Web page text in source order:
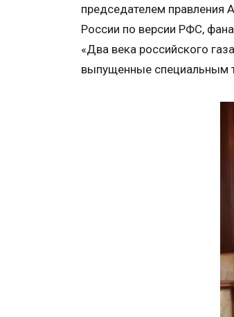
председателем правления
России по версии РФС,
«Два века российского
выпущенные специальным